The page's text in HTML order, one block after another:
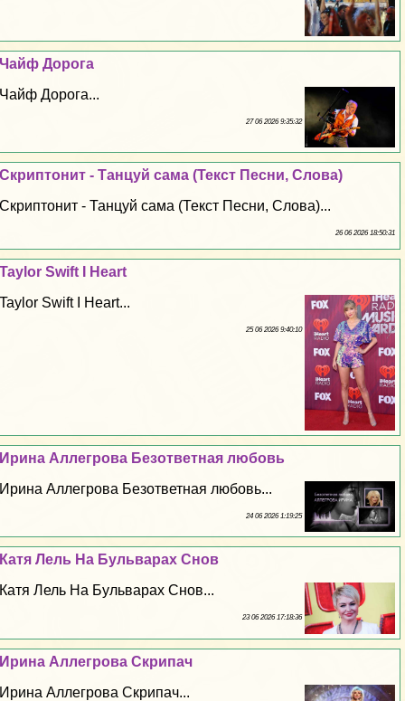
Чайф Дорога
Чайф Дорога...
27 06 2026 9:35:32
Скриптонит - Танцуй сама (Текст Песни, Слова)
Скриптонит - Танцуй сама (Текст Песни, Слова)...
26 06 2026 18:50:31
Taylor Swift I Heart
Taylor Swift I Heart...
25 06 2026 9:40:10
Ирина Аллегрова Безответная любовь
Ирина Аллегрова Безответная любовь...
24 06 2026 1:19:25
Катя Лель На Бульварах Снов
Катя Лель На Бульварах Снов...
23 06 2026 17:18:36
Ирина Аллегрова Скрипач
Ирина Аллегрова Скрипач...